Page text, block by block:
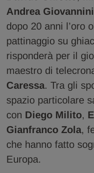
Andrea Giovannini
dopo 20 anni l’oro
pattinaggio su
risponderà per il
maestro di
Caressa. Tra gli
spazio particolare
con Diego Milito,
Gianfranco Zola,
che hanno fatto
Europa.